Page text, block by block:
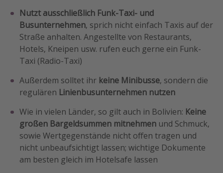
Nutzt ausschließlich Funk-Taxi- und
Busunternehmen, sprich nicht einfach Taxis auf der
Straße anhalten. Angestellte von Restaurants,
Hotels, Kneipen usw. rufen euch gerne ein Funk-
Taxi (Radio-Taxi)
Außerdem solltet ihr keine Minibusse, sondern die
regulären Linienbusunternehmen nutzen
Wie in vielen Länder, so gilt auch in Bolivien: Keine
großen Bargeldsummen mitnehmen und Schmuck,
sowie Wertgegenstände nicht offen tragen und
nicht unbeaufsichtigt lassen; wichtige Dokumente
am besten gleich im Hotelsafe lassen